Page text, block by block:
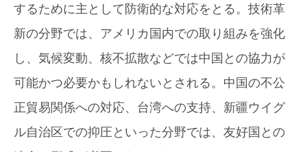
するために主として防衛的な対応をとる。技術革
新の分野では、アメリカ国内での取り組みを強化
し、気候変動、核不拡散などでは中国との協力が
可能かつ必要かもしれないとされる。中国の不公
正貿易関係への対応、台湾への支持、新疆ウイグ
ル自治区での抑圧といった分野では、友好国との